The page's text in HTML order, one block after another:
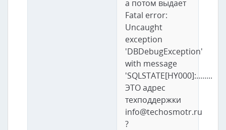
а потом выдает
Fatal error:
Uncaught
exception
'DBDebugException'
with message
'SQLSTATE[HY000]:........
ЭТО адрес
техподдержки
info@techosmotr.ru
?